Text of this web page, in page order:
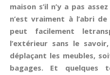
maison s’il n’y a pas
n’est vraiment à l’abri
peut facilement
l’extérieur sans le
déplaçant les meubles,
bagages. Et quelques